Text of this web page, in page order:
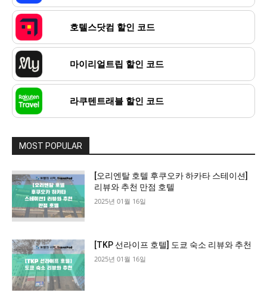
호텔스닷컴 할인 코드
마이리얼트립 할인 코드
라쿠텐트래블 할인 코드
MOST POPULAR
[오리엔탈 호텔 후쿠오카 하카타 스테이션]
리뷰와 추천 만점 호텔
2025년 01월 16일
[TKP 선라이프 호텔] 도쿄 숙소 리뷰와 추천
2025년 01월 16일